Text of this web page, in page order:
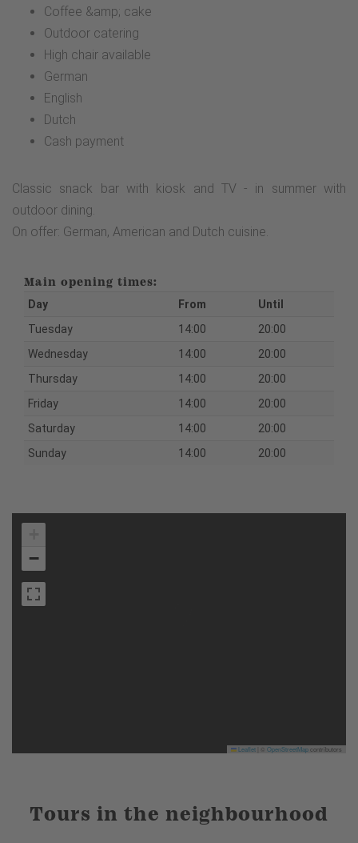
Coffee &amp; cake
Outdoor catering
High chair available
German
English
Dutch
Cash payment
Classic snack bar with kiosk and TV - in summer with
outdoor dining.
On offer: German, American and Dutch cuisine.
Main opening times:
Day From
Until
Tuesday
14:00
20:00
Wednesday
14:00
20:00
Thursday
14:00
20:00
Friday
14:00
20:00
Saturday
14:00
20:00
Sunday
14:00 20:00
−
Leaflet OpenStreetMapcontributors
Tours in the neighbourhood